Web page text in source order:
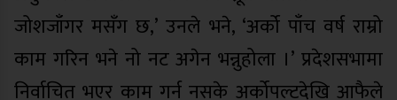
जोशजाँगर मसँग छ,’ उनले भने, ‘अर्को पाँच वर्ष राम्रो
काम गरिन भने नो नट अगेन भन्नुहोला ।’ प्रदेशसभामा
निर्वाचित भएर काम गर्न नसके अर्कोपल्टदेखि आफैले